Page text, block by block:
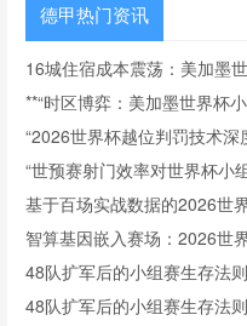
德甲热门资讯
16城住宿成本震荡：美加墨
**“时区博弈：美加墨世界杯
行效率与竞技适应模型”**
“2026世界杯越位判罚技术
率实测与算法逻辑全解析”
“世预赛射门效率对世界杯小
析”
基于百场实战数据的2026世
前瞻模型
智算基因嵌入赛场：2026世
据实时回传
48队扩军后的小组赛生存法
线与晋级密码
48队扩军后的小组赛生存法